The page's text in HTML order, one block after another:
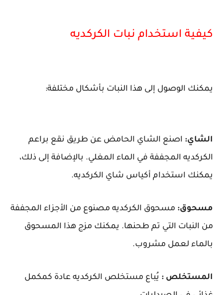
كيفية استخدام نبات الكركديه
يمكنك الوصول إلى هذا النبات بأشكال مختلفة:
الشاي: اصنع الشاي الحامض عن طريق نقع براعم
الكركديه المجففة في الماء المغلي. بالإضافة إلى ذلك،
يمكنك استخدام أكياس شاي الكركديه.
مسحوق: مسحوق الكركديه مصنوع من الأجزاء المجففة
من النبات التي تم طحنها. يمكنك مزج هذا المسحوق
بالماء لعمل مشروب.
المستخلص : يُباع مستخلص الكركديه عادة كمكمل